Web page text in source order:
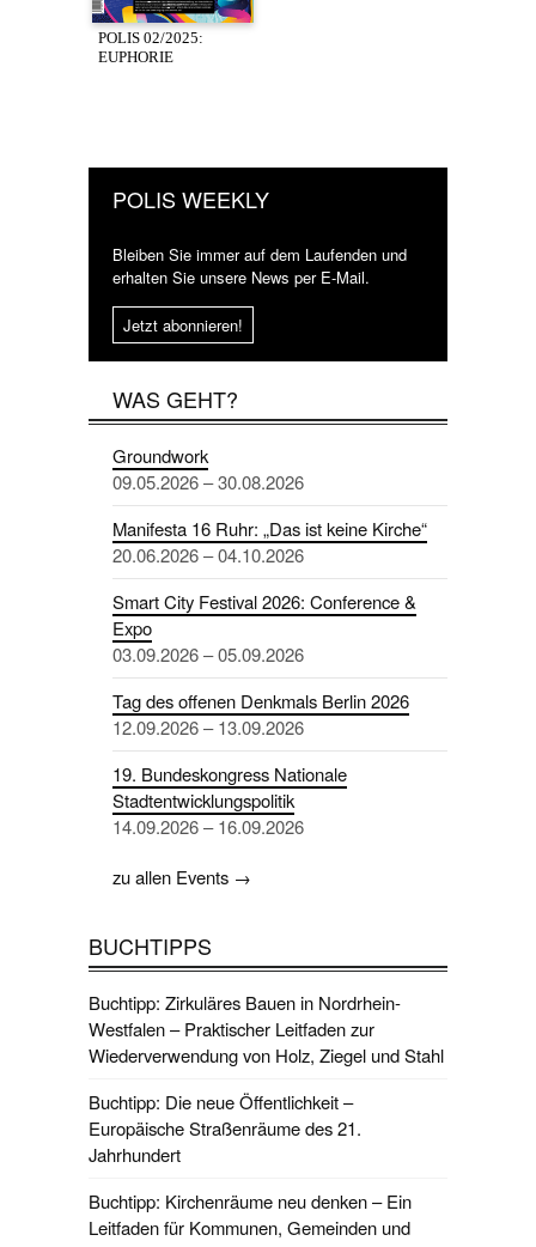
POLIS 02/2025:
EUPHORIE
POLIS WEEKLY
Bleiben Sie immer auf dem Laufenden und
erhalten Sie unsere News per E-Mail.
Jetzt abonnieren!
WAS GEHT?
Groundwork
09.05.2026 – 30.08.2026
Manifesta 16 Ruhr: „Das ist keine Kirche“
20.06.2026 – 04.10.2026
Smart City Festival 2026: Conference &
Expo
03.09.2026 – 05.09.2026
Tag des offenen Denkmals Berlin 2026
12.09.2026 – 13.09.2026
19. Bundeskongress Nationale
Stadtentwicklungspolitik
14.09.2026 – 16.09.2026
zu allen Events →
BUCHTIPPS
Buchtipp: Zirkuläres Bauen in Nordrhein-
Westfalen – Praktischer Leitfaden zur
Wiederverwendung von Holz, Ziegel und Stahl
Buchtipp: Die neue Öffentlichkeit –
Europäische Straßenräume des 21.
Jahrhundert
Buchtipp: Kirchenräume neu denken – Ein
Leitfaden für Kommunen, Gemeinden und